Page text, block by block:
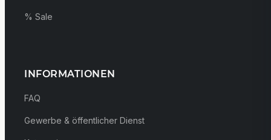
% Sale
INFORMATIONEN
FAQ
Gewerbe & öffentlicher Dienst